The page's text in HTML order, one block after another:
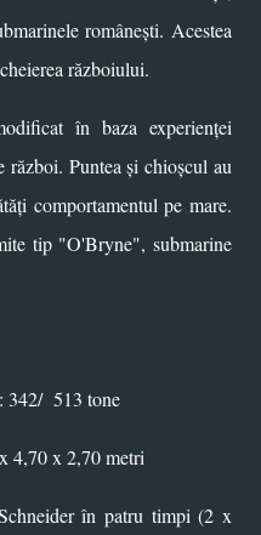
românești. Acestea
războiului.
în baza experienței
Puntea și chioșcul au
comportamentul pe mare.
tip "O'Bryne", submarine
342/ 513 tone
4,70 x 2,70 metri
în patru timpi (2 x